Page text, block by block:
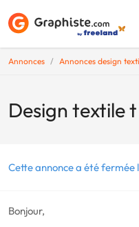
Annonces Annonces design
Design textile
Cette annonce a été fermée
Bonjour,